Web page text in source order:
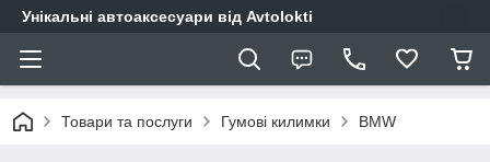
Унікальні автоаксесуари від Avtolokti
Товари та послуги Гумові килимки BMW